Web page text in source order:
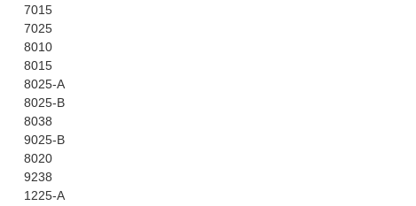
7015
7025
8010
8015
8025-A
8025-B
8038
9025-B
8020
9238
1225-A